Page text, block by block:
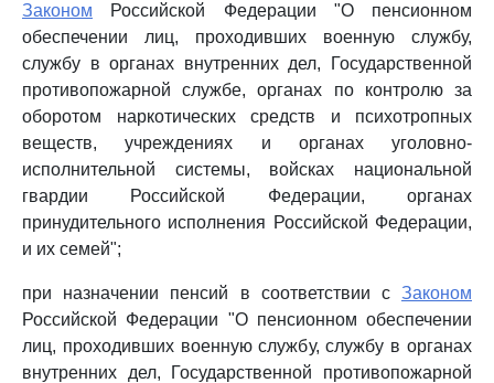
Законом Российской Федерации "О пенсионном
обеспечении лиц, проходивших военную службу,
службу в органах внутренних дел, Государственной
противопожарной службе, органах по контролю за
оборотом наркотических средств и психотропных
веществ, учреждениях и органах уголовно-
исполнительной системы, войсках национальной
гвардии Российской Федерации, органах
принудительного исполнения Российской Федерации,
и их семей";
при назначении пенсий в соответствии с Законом
Российской Федерации "О пенсионном обеспечении
лиц, проходивших военную службу, службу в органах
внутренних дел, Государственной противопожарной